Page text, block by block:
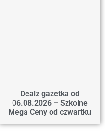
Dealz gazetka od
06.08.2026 – Szkolne
Mega Ceny od czwartku